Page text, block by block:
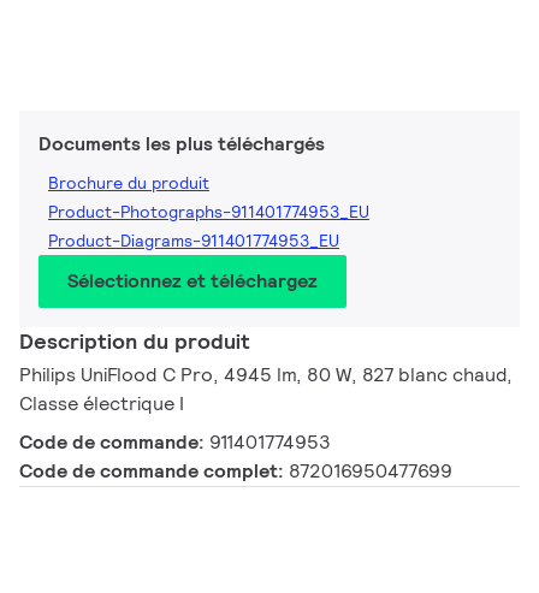
Documents les plus téléchargés
Brochure du produit
Product-Photographs-911401774953_EU
Product-Diagrams-911401774953_EU
Sélectionnez et téléchargez
Description du produit
Philips UniFlood C Pro, 4945 lm, 80 W, 827 blanc chaud,
Classe électrique I
Code de commande: 911401774953
Code de commande complet: 872016950477699